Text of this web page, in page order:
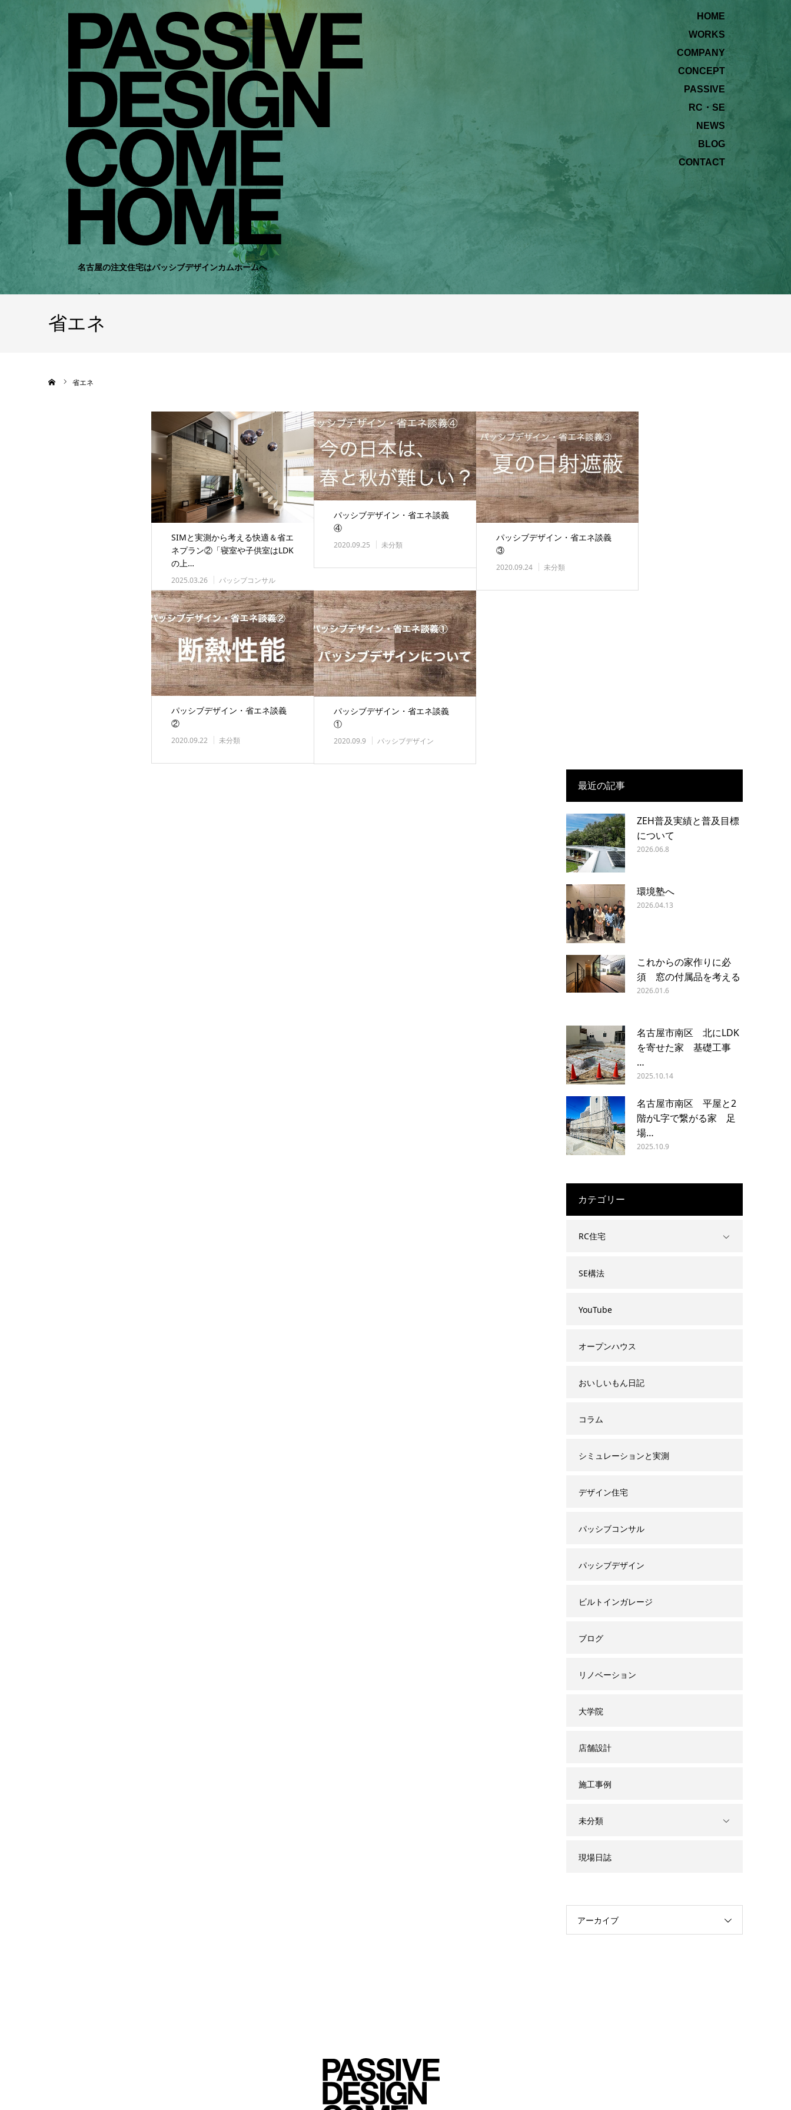
名古屋の注文住宅はパッシブデザインカムホームへ
HOME
WORKS
COMPANY
CONCEPT
PASSIVE
RC・SE
NEWS
BLOG
CONTACT
省エネ
省エネ
SIMと実測から考える快適＆省エ
ネプラン②「寝室や子供室はLDK
の上…
2025.03.26 パッシブコンサル
パッシブデザイン・省エネ談義
④
2020.09.25 未分類
パッシブデザイン・省エネ談義
③
2020.09.24 未分類
パッシブデザイン・省エネ談義
②
2020.09.22 未分類
パッシブデザイン・省エネ談義
①
2020.09.9 パッシブデザイン
最近の記事
ZEH普及実績と普及目標
について
2026.06.8
環境塾へ
2026.04.13
これからの家作りに必
須 窓の付属品を考える
2026.01.6
名古屋市南区 北にLDK
を寄せた家 基礎工事
…
2025.10.14
名古屋市南区 平屋と2
階がL字で繋がる家 足
場…
2025.10.9
カテゴリー
RC住宅
SE構法
YouTube
オープンハウス
おいしいもん日記
コラム
シミュレーションと実測
デザイン住宅
パッシブコンサル
パッシブデザイン
ビルトインガレージ
ブログ
リノベーション
大学院
店舗設計
施工事例
未分類
現場日誌
アーカイブ